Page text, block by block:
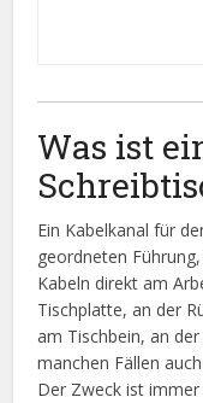
Was ist
Ein Kabelkanal für
geordneten
Kabeln direkt am
Tischplatte, an der
am Tischbein, an
manchen Fällen
Der Zweck ist